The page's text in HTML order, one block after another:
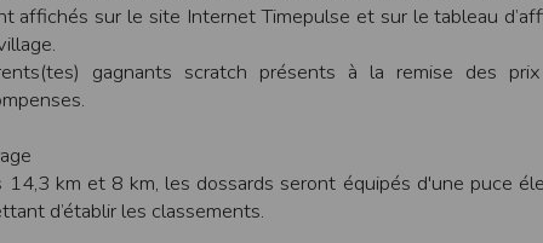
affichés sur le site Internet Timepulse et sur le tableau
gagnants scratch présents à la remise des
14,3 km et 8 km, les dossards seront équipés d'une puce
d’établir les classements.
Outils, puis sur
, cliquez surParamètres.
le menu
et cliquez surAffichez les cookies